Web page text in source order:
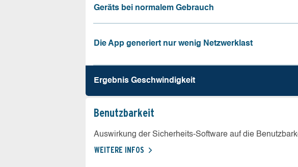
Geräts bei normalem Gebrauch
Die App generiert nur wenig Netzwerklast
Ergebnis Geschw­indigkeit
Benutz­barkeit
Auswirkung der Sicherheits-Software auf die
WEITERE INFOS